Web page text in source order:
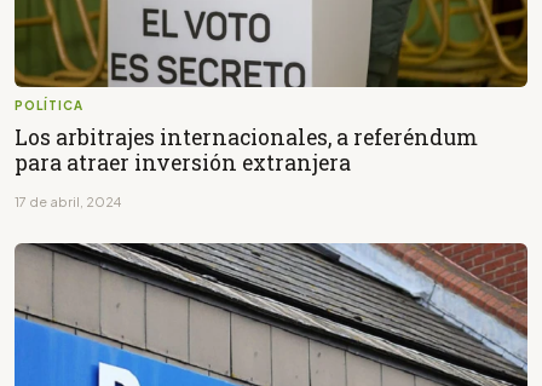
POLÍTICA
Los arbitrajes internacionales, a referéndum
para atraer inversión extranjera
17 de abril, 2024